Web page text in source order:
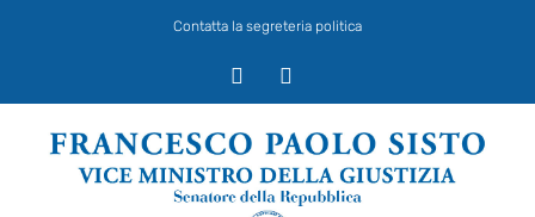
Contatta la segreteria politica